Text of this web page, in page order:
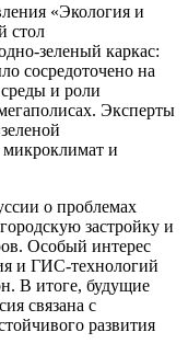
«Экология и
стол
зеленый каркас:
сосредоточено на
и роли
Эксперты
и
о проблемах
застройку и
Особый интерес
и ГИС-технологий
В итоге, будущие
связана с
развития